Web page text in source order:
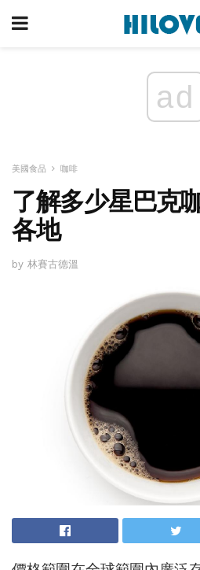
ad
美國食品 咖啡
了解多少星巴克
各地
by 林賽古德溫